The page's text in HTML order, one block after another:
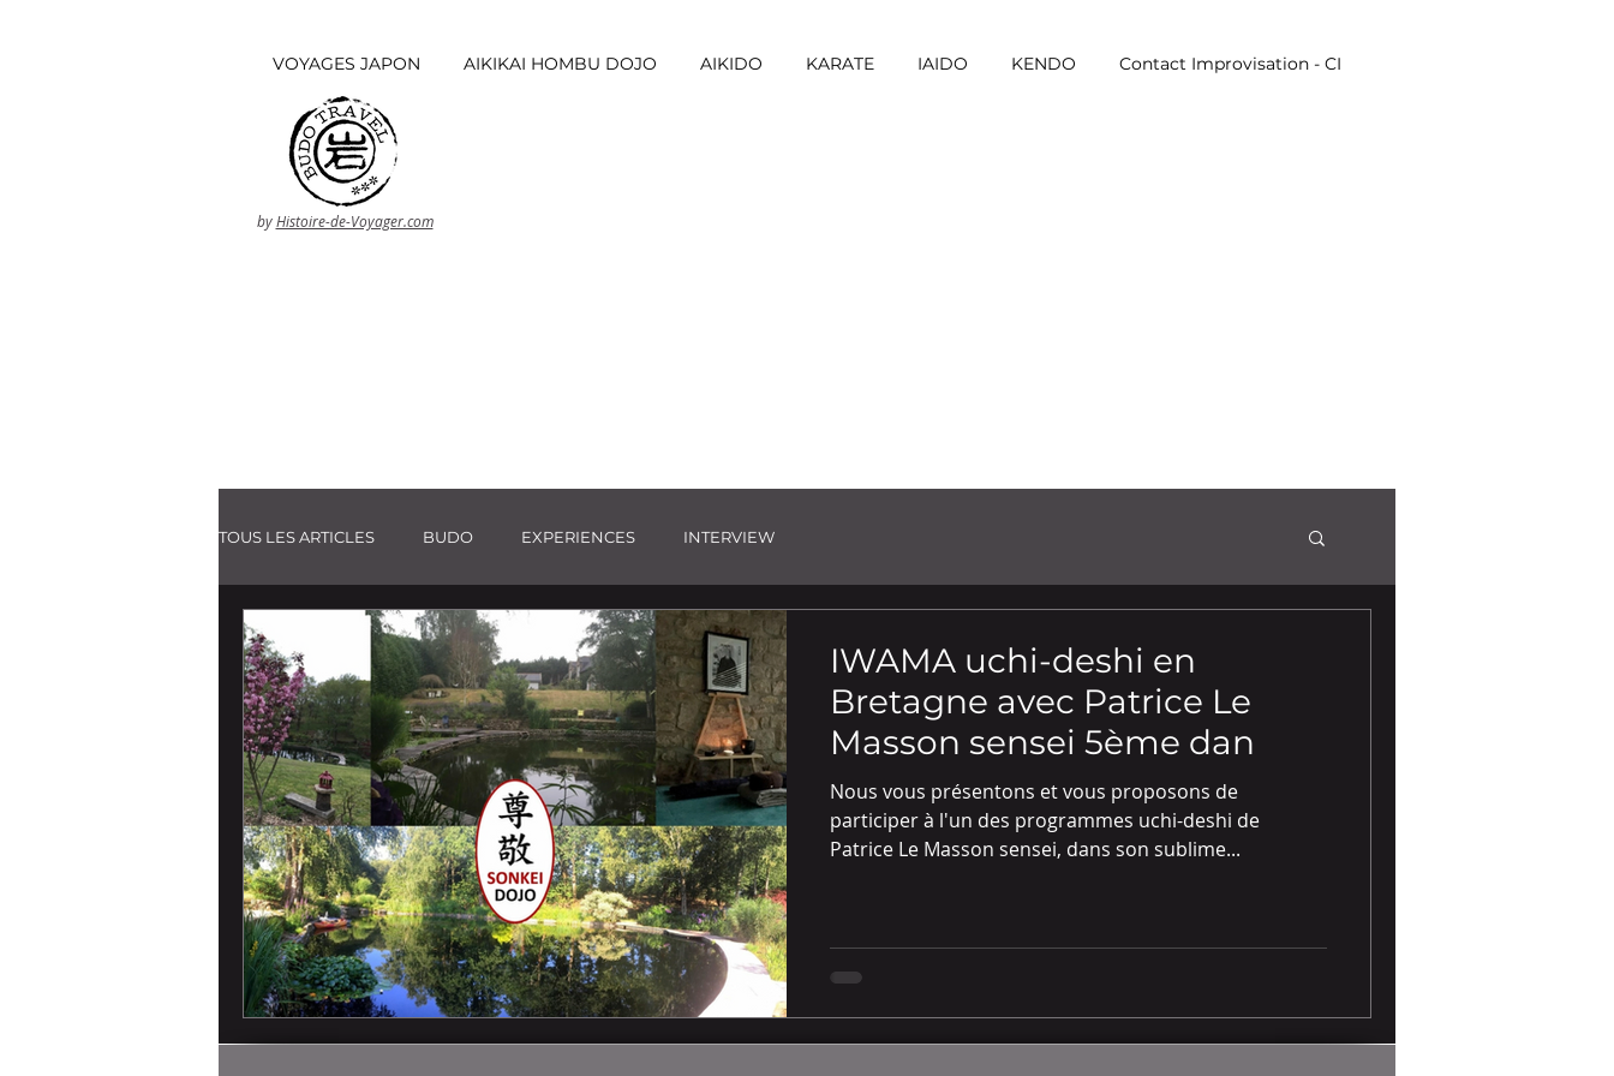
VOYAGES JAPON AIKIKAI HOMBU DOJO AIKIDO KARATE IAIDO KENDO Contact Improvisation - CI
byHistoire-de-Voyager.com
TOUS LES ARTICLES BUDO EXPERIENCES INTERVIEW
IWAMA uchi-deshi en
Bretagne avec Patrice Le
Masson sensei 5ème dan
Nous vous présentons et vous proposons de
participer à l'un des programmes uchi-deshi de
Patrice Le Masson sensei, dans son sublime...